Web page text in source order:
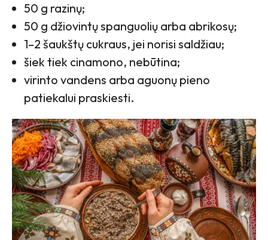
50 g razinų;
50 g džiovintų spanguolių arba abrikosų;
1–2 šaukštų cukraus, jei norisi saldžiau;
šiek tiek cinamono, nebūtina;
virinto vandens arba aguonų pieno
patiekalui praskiesti.